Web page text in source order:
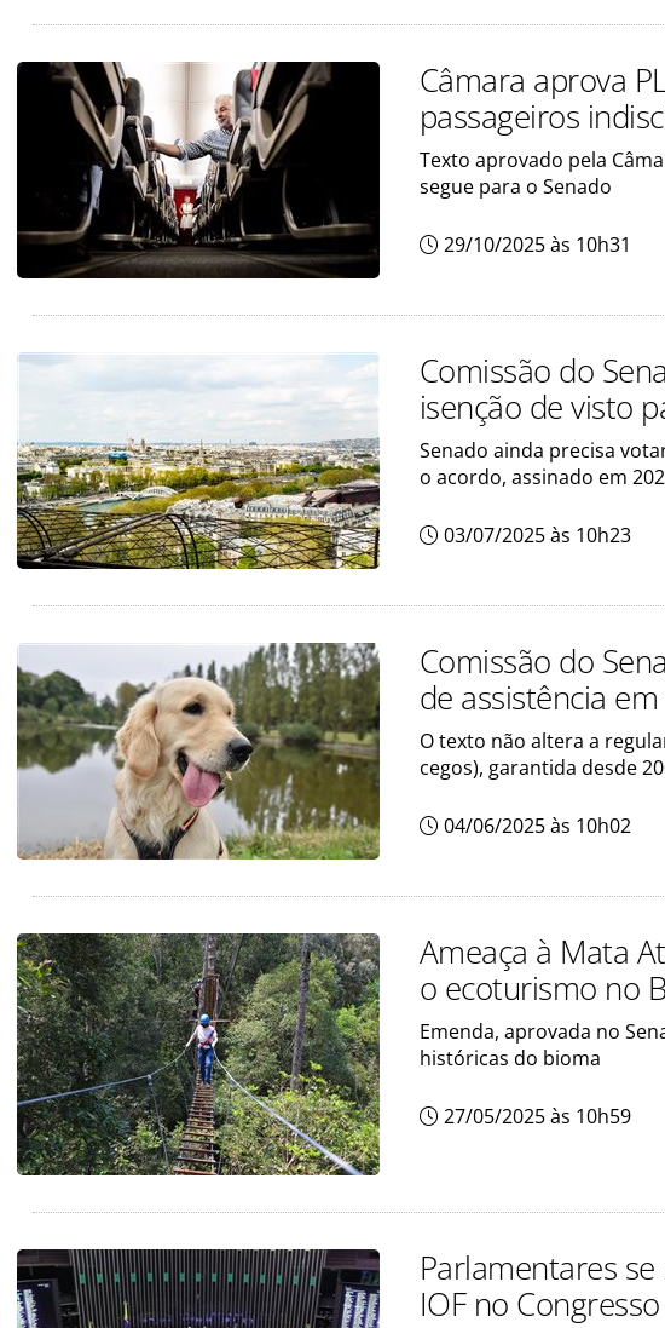
Câmara aprova
passageiros
Texto aprovado pela
segue para o Senado
29/10/2025 às 10h31
Comissão do
isenção de visto
Senado ainda precisa
o acordo, assinado em
03/07/2025 às 10h23
Comissão do
de assistência
O texto não altera a
cegos), garantida desde
04/06/2025 às 10h02
Ameaça à Mata
o ecoturismo no
Emenda, aprovada no
históricas do bioma
27/05/2025 às 10h59
Parlamentares
IOF no Congresso